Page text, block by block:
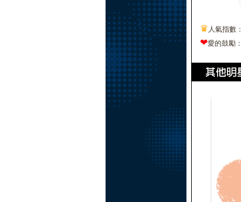
♛ 人氣指數：
❤愛的鼓勵：